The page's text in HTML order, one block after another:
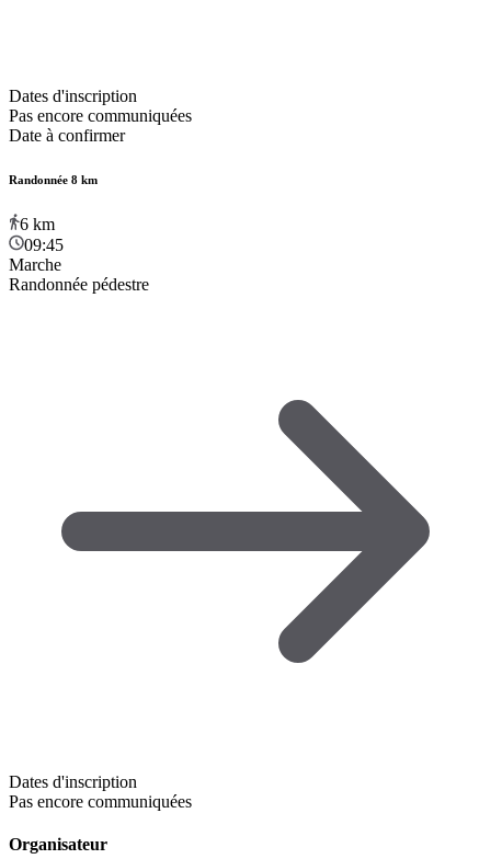
Dates d'inscription
Pas encore communiquées
Date à confirmer
Randonnée 8 km
6 km
09:45
Marche
Randonnée pédestre
Dates d'inscription
Pas encore communiquées
Organisateur